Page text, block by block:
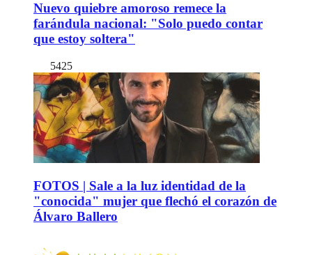
Nuevo quiebre amoroso remece la
farándula nacional: "Solo puedo contar
que estoy soltera"
5425
FOTOS | Sale a la luz identidad de la
"conocida" mujer que flechó el corazón de
Álvaro Ballero